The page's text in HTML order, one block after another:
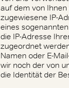
auf dem von
zugewiesene IP-
eines
die IP-Adresse
zugeordnet
Namen oder E-
wir noch der von
die Identität der